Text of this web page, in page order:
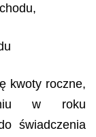
kwoty roczne,
w roku
świadczenia